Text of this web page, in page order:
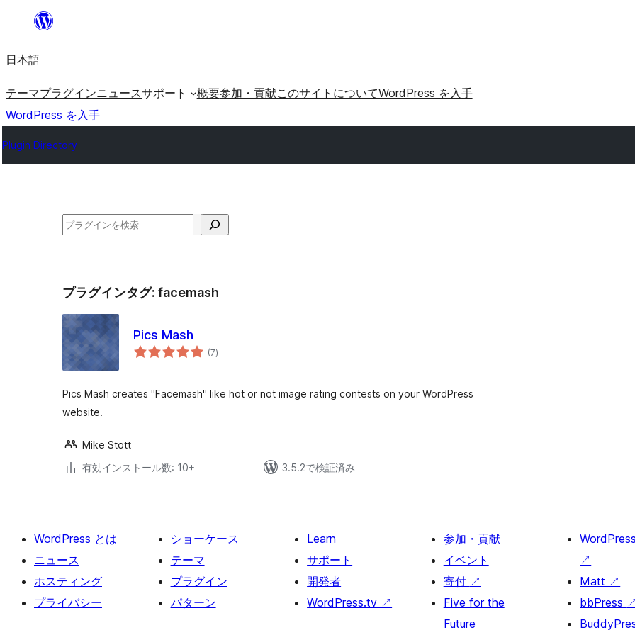
を
ッ
プ
日本語
テーマプラグインニュースサポート 概要参加・貢献このサイトについてWordPress を入手
WordPress を入手
Plugin Directory
検
プラグインタグ: facemash
Pics Mash
(7個
の)
Pics Mash creates "Facemash" like hot or not image rating contests on your WordPress
website.
Mike Stott
有効インストール数: 10+
3.5.2で検証済み
WordPress とは
ニュース
ホスティング
プライバシー
ショーケース
テーマ
プラグイン
パターン
Learn
サポート
開発者
WordPress.tv ↗
参加・貢献
イベント
寄付 ↗
Five for the
Future
↗
Matt ↗
bbPress ↗